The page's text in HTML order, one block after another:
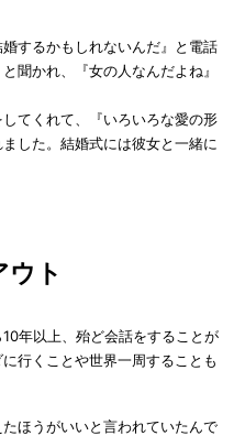
するかもしれないんだ』と電話
聞かれ、『女の人なんだよね』
てくれて、『いろいろな愛の形
した。結婚式には彼女と一緒に
ト
年以上、殆ど会話をすることが
行くことや世界一周することも
ほうがいいと言われていたんで